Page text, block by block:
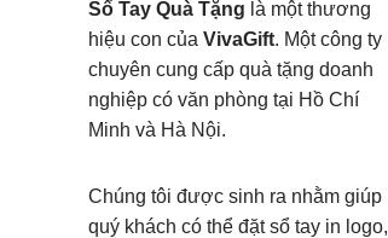
Sổ Tay Quà Tặng là một thương
hiệu con của VivaGift. Một công ty
chuyên cung cấp quà tặng doanh
nghiệp có văn phòng tại Hồ Chí
Minh và Hà Nội.
Chúng tôi được sinh ra nhằm giúp
quý khách có thể đặt sổ tay in logo,